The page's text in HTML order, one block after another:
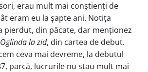
erau mult mai conștienți de
eram eu la șapte ani. Notița
pierdut, din păcate, dar menționez
Oglinda la zid, din cartea de debut.
ceva mai devreme, la debutul
parcă, lucrurile nu stau mult mai